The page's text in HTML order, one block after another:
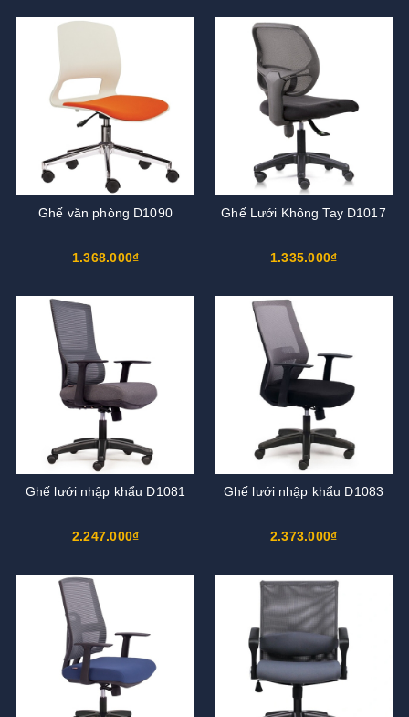
Ghế văn phòng D1090
1.368.000₫
Ghế Lưới Không Tay D1017
1.335.000₫
Ghế lưới nhập khẩu D1081
2.247.000₫
Ghế lưới nhập khẩu D1083
2.373.000₫